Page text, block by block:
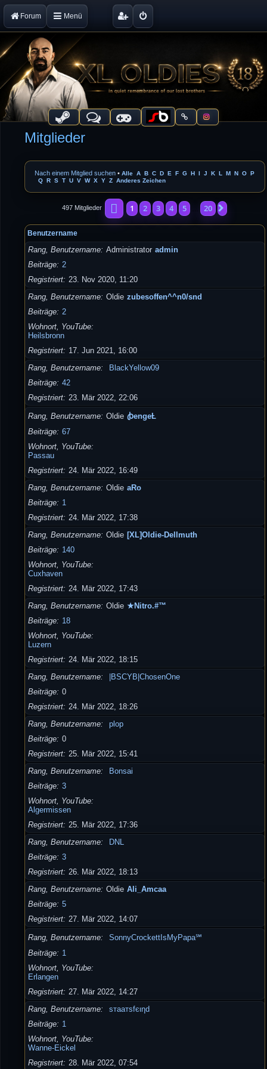
Forum Menü
Mitglieder
Nach einem Mitglied suchen •Alle A B C D E F G H I J K L M N O P
Q R S T U V W X Y Z Anderes Zeichen
497 Mitglieder Seite1von20
1 2 3 4 5 20
Benutzername
Rang, Benutzername Administrator admin
Beiträge 2
Registriert 23. Nov 2020, 11:20
Rang, Benutzername Oldie zubesoffen^^n0/snd
Beiträge 2
Wohnort, YouTube
Heilsbronn
Registriert
17. Jun 2021, 16:00
Rang, Benutzername
BlackYellow09
Beiträge 42
Registriert 23. Mär 2022, 22:06
Rang, Benutzername Oldie ꞗengeȽ
Beiträge 67
Wohnort, YouTube
Passau
Registriert 24. Mär 2022, 16:49
Rang, Benutzername Oldie aRo
Beiträge
1
Registriert 24. Mär 2022, 17:38
Rang, Benutzername Oldie [XL]Oldie-Dellmuth
Beiträge
140
Wohnort, YouTube
Cuxhaven
Registriert 24. Mär 2022, 17:43
Rang, Benutzername Oldie ★Nitro.#™
Beiträge
18
Wohnort, YouTube
Luzern
Registriert 24. Mär 2022, 18:15
Rang, Benutzername
|BSCYB|ChosenOne
Beiträge 0
Registriert 24. Mär 2022, 18:26
Rang, Benutzername
plop
Beiträge 0
Registriert 25. Mär 2022, 15:41
Rang, Benutzername
Bonsai
Beiträge 3
Wohnort, YouTube
Algermissen
Registriert 25. Mär 2022, 17:36
Rang, Benutzername
DNL
Beiträge 3
Registriert 26. Mär 2022, 18:13
Rang, Benutzername Oldie Ali_Amcaa
Beiträge 5
Registriert 27. Mär 2022, 14:07
Rang, Benutzername
SonnyCrockettIsMyPapa℠
Beiträge
1
Wohnort, YouTube
Erlangen
Registriert 27. Mär 2022, 14:27
Rang, Benutzername
ѕтaaтѕfєιηd
Beiträge
1
Wohnort, YouTube
Wanne-Eickel
Registriert 28. Mär 2022, 07:54